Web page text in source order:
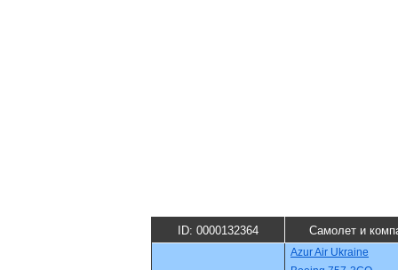
ID: 0000132364 Самолет и
Azur Air Ukraine